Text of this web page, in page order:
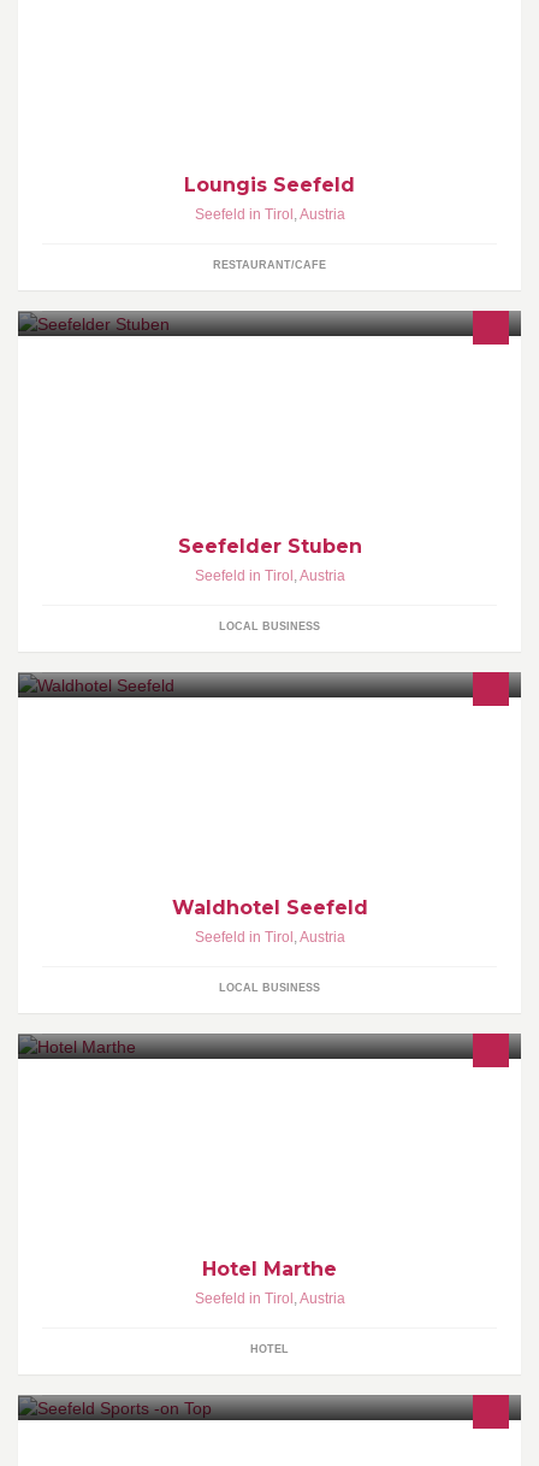
Loungis Seefeld
Seefeld in Tirol ,Austria
RESTAURANT/CAFE
Seefelder Stuben
Seefeld in Tirol ,Austria
LOCAL BUSINESS
Waldhotel Seefeld
Seefeld in Tirol ,Austria
LOCAL BUSINESS
Hotel Marthe
Seefeld in Tirol ,Austria
HOTEL